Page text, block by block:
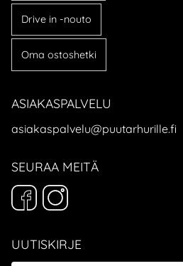
Drive in -nouto
Oma ostoshetki
ASIAKASPALVELU
asiakaspalvelu@puutarhurille.fi
SEURAA MEITÄ
UUTISKIRJE